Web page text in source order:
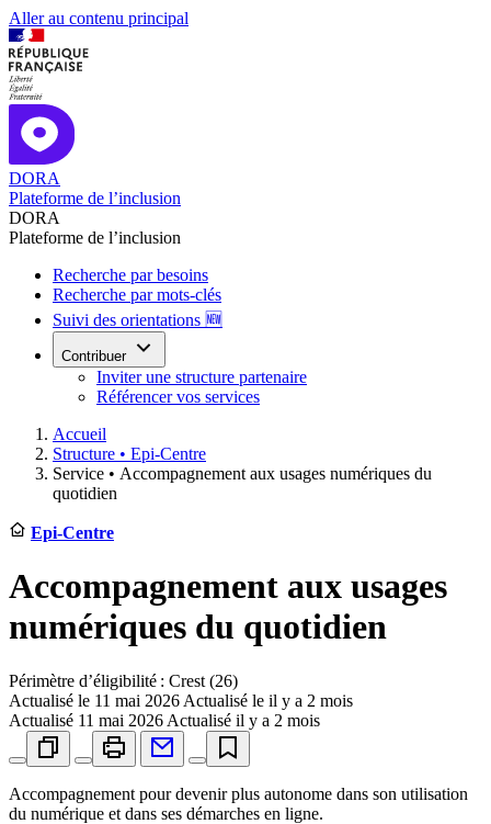
Aller au contenu principal
DORA
Plateforme de l’inclusion
DORA
Plateforme de l’inclusion
Recherche par besoins
Recherche par mots-clés
Suivi des orientations 🆕
Contribuer
Inviter une structure partenaire
Référencer vos services
Accueil
Structure • Epi-Centre
Service • Accompagnement aux usages numériques du
quotidien
Epi-Centre
Accompagnement aux usages
numériques du quotidien
Périmètre d’éligibilité : Crest (26)
Actualisé le 11 mai 2026 Actualisé le il y a 2 mois
Actualisé 11 mai 2026 Actualisé il y a 2 mois
Accompagnement pour devenir plus autonome dans son utilisation
du numérique et dans ses démarches en ligne.